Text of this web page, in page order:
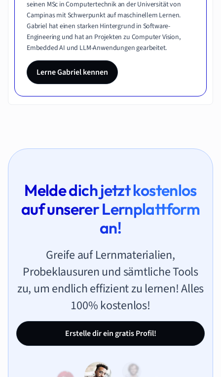
seinen MSc in Computertechnik an der Universität von
Campinas mit Schwerpunkt auf maschinellem Lernen.
Gabriel hat einen starken Hintergrund in Software-
Engineering und hat an Projekten zu Computer Vision,
Embedded AI und LLM-Anwendungen gearbeitet.
Lerne Gabriel kennen
Melde dich jetzt kostenlos
auf unserer Lernplattform
an!
Greife auf Lernmaterialien,
Probeklausuren und sämtliche Tools
zu, um endlich effizient zu lernen! Alles
100% kostenlos!
Erstelle dir ein gratis Profil!